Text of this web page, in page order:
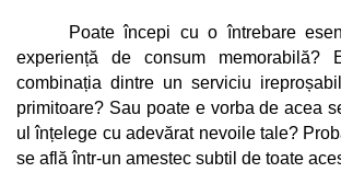
Poate începi cu o întrebare
experiență de consum
combinația dintre un serviciu
primitoare? Sau poate e vorba de acea
ul înțelege cu adevărat nevoile tale?
se află într-un amestec subtil de toate